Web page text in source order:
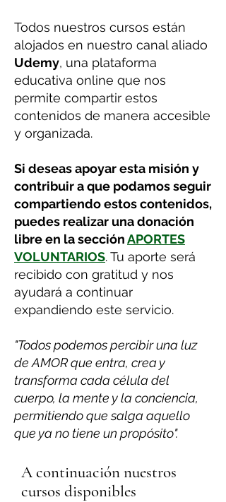
Todos nuestros cursos están
alojados en nuestro canal aliado
Udemy, una plataforma
educativa online que nos
permite compartir estos
contenidos de manera accesible
y organizada.
Si deseas apoyar esta misión y
contribuir a que podamos seguir
compartiendo estos contenidos,
puedes realizar una donación
libre en la secciónAPORTES
VOLUNTARIOS. Tu aporte será
recibido con gratitud y nos
ayudará a continuar
expandiendo este servicio.
"Todos podemos percibir una luz
de AMOR que entra, crea y
transforma cada célula del
cuerpo, la mente y la conciencia,
permitiendo que salga aquello
que ya no tiene un propósito".
A continuación nuestros
cursos disponibles